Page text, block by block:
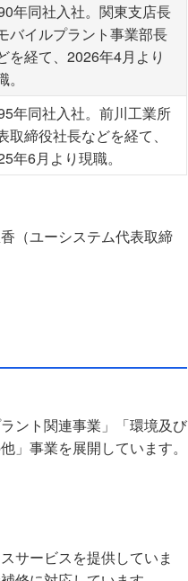
年同社入社。関東支店長
バイルプラント事業部長
を経て、2026年4月より
年同社入社。前川工業所
取締役社長などを経て、
年6月より現職。
（ユーシステム代表取締
ント関連事業」「環境及び
」事業を展開しています。
サービスを提供していま